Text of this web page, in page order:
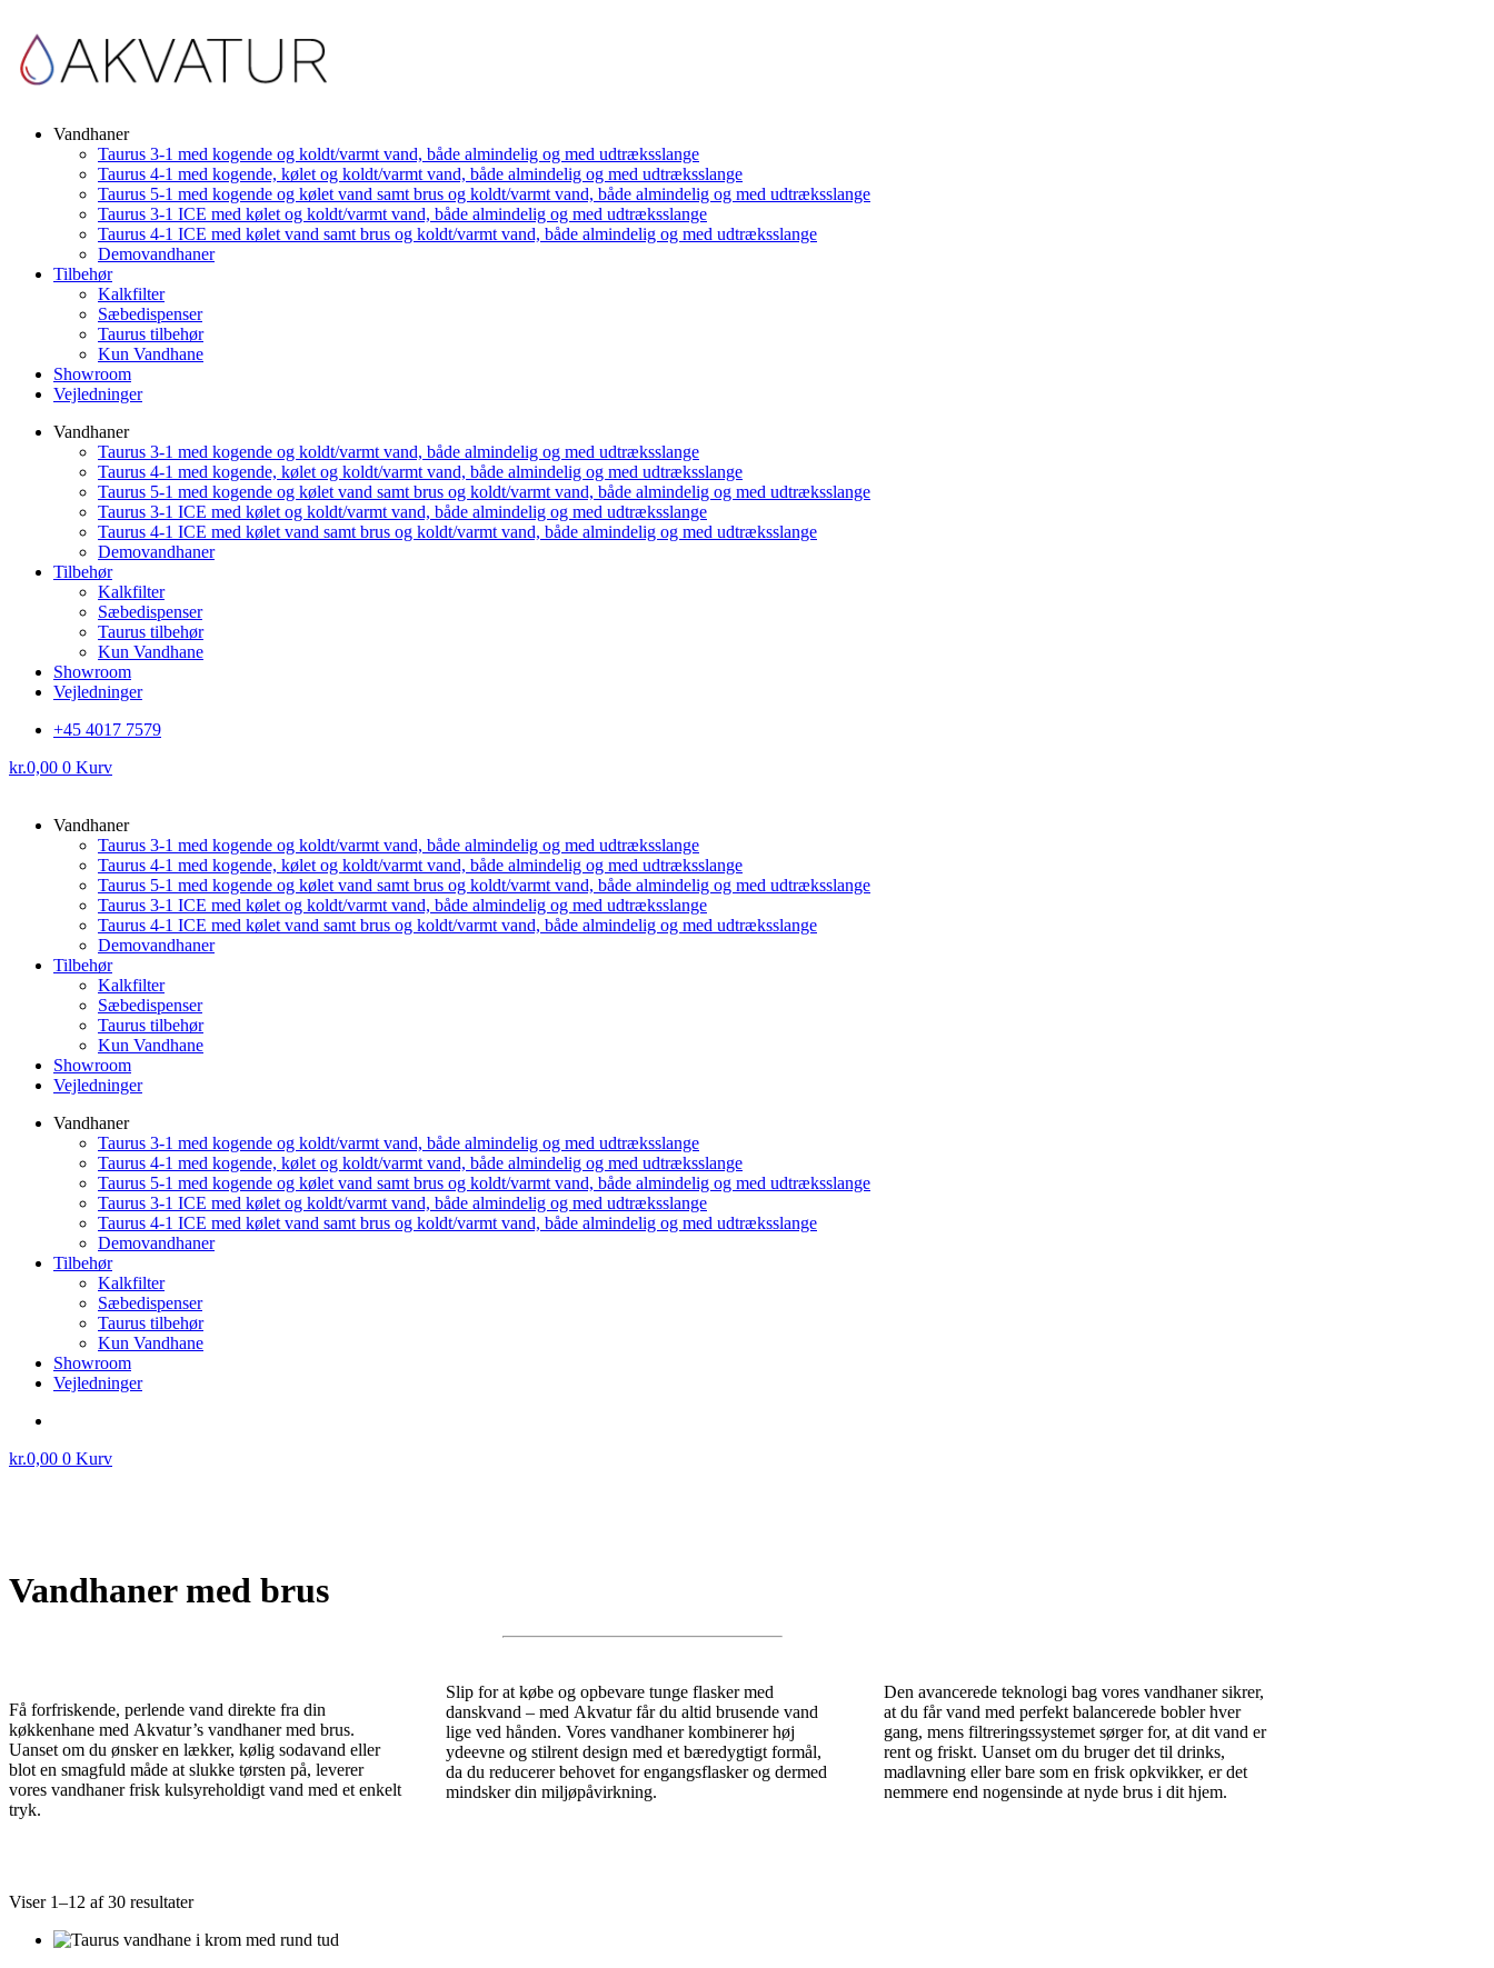
Vandhaner
Taurus 3-1 med kogende og koldt/varmt vand, både almindelig og med udtræksslange
Taurus 4-1 med kogende, kølet og koldt/varmt vand, både almindelig og med udtræksslange
Taurus 5-1 med kogende og kølet vand samt brus og koldt/varmt vand, både almindelig og med udtræksslange
Taurus 3-1 ICE med kølet og koldt/varmt vand, både almindelig og med udtræksslange
Taurus 4-1 ICE med kølet vand samt brus og koldt/varmt vand, både almindelig og med udtræksslange
Demovandhaner
Tilbehør
Kalkfilter
Sæbedispenser
Taurus tilbehør
Kun Vandhane
Showroom
Vejledninger
Vandhaner
Taurus 3-1 med kogende og koldt/varmt vand, både almindelig og med udtræksslange
Taurus 4-1 med kogende, kølet og koldt/varmt vand, både almindelig og med udtræksslange
Taurus 5-1 med kogende og kølet vand samt brus og koldt/varmt vand, både almindelig og med udtræksslange
Taurus 3-1 ICE med kølet og koldt/varmt vand, både almindelig og med udtræksslange
Taurus 4-1 ICE med kølet vand samt brus og koldt/varmt vand, både almindelig og med udtræksslange
Demovandhaner
Tilbehør
Kalkfilter
Sæbedispenser
Taurus tilbehør
Kun Vandhane
Showroom
Vejledninger
+45 4017 7579
kr.0,00 0 Kurv
Vandhaner
Taurus 3-1 med kogende og koldt/varmt vand, både almindelig og med udtræksslange
Taurus 4-1 med kogende, kølet og koldt/varmt vand, både almindelig og med udtræksslange
Taurus 5-1 med kogende og kølet vand samt brus og koldt/varmt vand, både almindelig og med udtræksslange
Taurus 3-1 ICE med kølet og koldt/varmt vand, både almindelig og med udtræksslange
Taurus 4-1 ICE med kølet vand samt brus og koldt/varmt vand, både almindelig og med udtræksslange
Demovandhaner
Tilbehør
Kalkfilter
Sæbedispenser
Taurus tilbehør
Kun Vandhane
Showroom
Vejledninger
Vandhaner
Taurus 3-1 med kogende og koldt/varmt vand, både almindelig og med udtræksslange
Taurus 4-1 med kogende, kølet og koldt/varmt vand, både almindelig og med udtræksslange
Taurus 5-1 med kogende og kølet vand samt brus og koldt/varmt vand, både almindelig og med udtræksslange
Taurus 3-1 ICE med kølet og koldt/varmt vand, både almindelig og med udtræksslange
Taurus 4-1 ICE med kølet vand samt brus og koldt/varmt vand, både almindelig og med udtræksslange
Demovandhaner
Tilbehør
Kalkfilter
Sæbedispenser
Taurus tilbehør
Kun Vandhane
Showroom
Vejledninger
kr.0,00 0 Kurv
Vandhaner med brus
Få forfriskende, perlende vand direkte fra din
køkkenhane med Akvatur’s vandhaner med brus.
Uanset om du ønsker en lækker, kølig sodavand eller
blot en smagfuld måde at slukke tørsten på, leverer
vores vandhaner frisk kulsyreholdigt vand med et enkelt
tryk.
Slip for at købe og opbevare tunge flasker med
danskvand – med Akvatur får du altid brusende vand
lige ved hånden. Vores vandhaner kombinerer høj
ydeevne og stilrent design med et bæredygtigt formål,
da du reducerer behovet for engangsflasker og dermed
mindsker din miljøpåvirkning.
Den avancerede teknologi bag vores vandhaner sikrer,
at du får vand med perfekt balancerede bobler hver
gang, mens filtreringssystemet sørger for, at dit vand er
rent og friskt. Uanset om du bruger det til drinks,
madlavning eller bare som en frisk opkvikker, er det
nemmere end nogensinde at nyde brus i dit hjem.
Viser 1–12 af 30 resultater